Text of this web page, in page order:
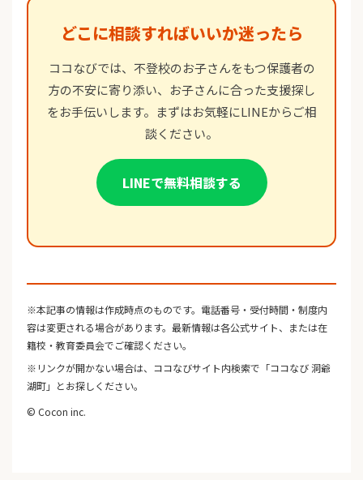
どこに相談すればいいか迷ったら
ココなびでは、不登校のお子さんをもつ保護者の
方の不安に寄り添い、お子さんに合った支援探し
をお手伝いします。まずはお気軽にLINEからご相
談ください。
LINEで無料相談する
※本記事の情報は作成時点のものです。電話番号・受付時間・制度内
容は変更される場合があります。最新情報は各公式サイト、または在
籍校・教育委員会でご確認ください。
※リンクが開かない場合は、ココなびサイト内検索で「ココなび 洞爺
湖町」とお探しください。
© Cocon inc.